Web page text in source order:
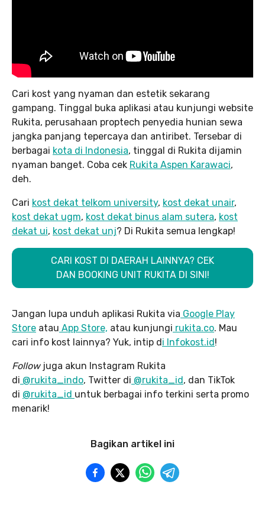
Cari kost yang nyaman dan estetik sekarang
gampang. Tinggal buka aplikasi atau kunjungi website
Rukita, perusahaan proptech penyedia hunian sewa
jangka panjang tepercaya dan antiribet. Tersebar di
berbagai kota di Indonesia, tinggal di Rukita dijamin
nyaman banget. Coba cek Rukita Aspen Karawaci,
deh.
Cari kost dekat telkom university, kost dekat unair,
kost dekat ugm, kost dekat binus alam sutera, kost
dekat ui, kost dekat unj? Di Rukita semua lengkap!
CARI KOST DI DAERAH LAINNYA? CEK
DAN BOOKING UNIT RUKITA DI SINI!
Jangan lupa unduh aplikasi Rukita via Google Play
Store atau App Store, atau kunjungi rukita.co. Mau
cari info kost lainnya? Yuk, intip di Infokost.id!
Follow juga akun Instagram Rukita
di @rukita_indo, Twitter di @rukita_id, dan TikTok
di @rukita_id untuk berbagai info terkini serta promo
menarik!
Bagikan artikel ini